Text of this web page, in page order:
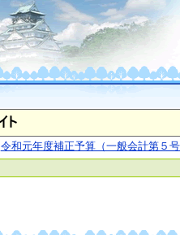
令和元年度補正予算（一般会計第５